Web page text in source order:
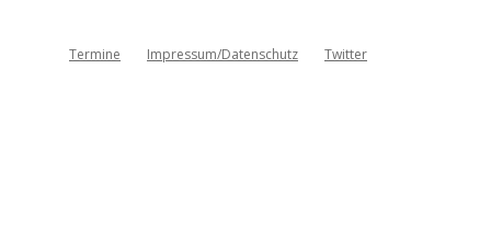
Termine Impressum/Datenschutz Twitter